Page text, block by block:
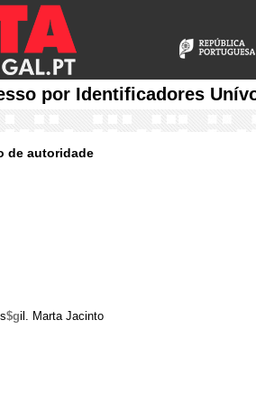
por Identificadores
de autoridade
$gil. Marta Jacinto